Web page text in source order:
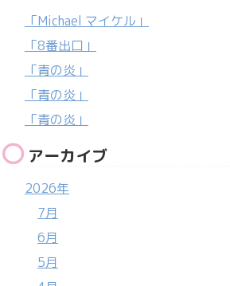
「Michael マイケル」
「8番出口」
「青の炎」
「青の炎」
「青の炎」
アーカイブ
2026年
7月
6月
5月